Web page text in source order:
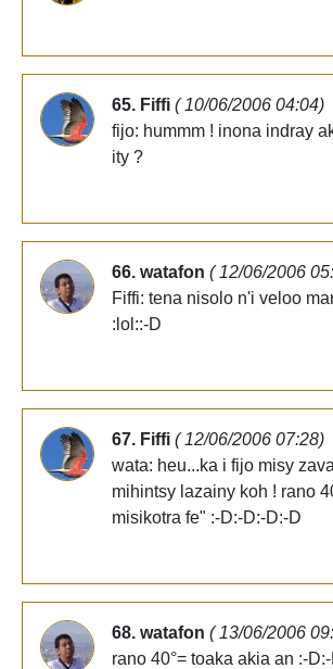
65. Fiffi ( 10/06/2006 04:04)
fijo: hummm ! inona indray
ity ?
66. watafon ( 12/06/2006
Fiffi: tena nisolo n'i veloo
:lol::-D
67. Fiffi ( 12/06/2006 07:28)
wata: heu...ka i fijo misy
mihintsy lazainy koh ! rano
misikotra fe" :-D:-D:-D:-D
68. watafon ( 13/06/2006
rano 40°= toaka akia an :-